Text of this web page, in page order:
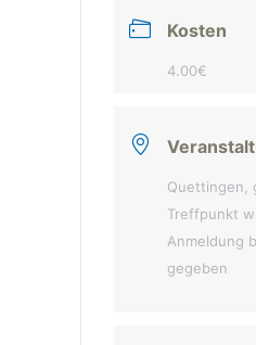
Kosten
4.00€
Quettingen,
Treffpunkt
Anmeldung
gegeben